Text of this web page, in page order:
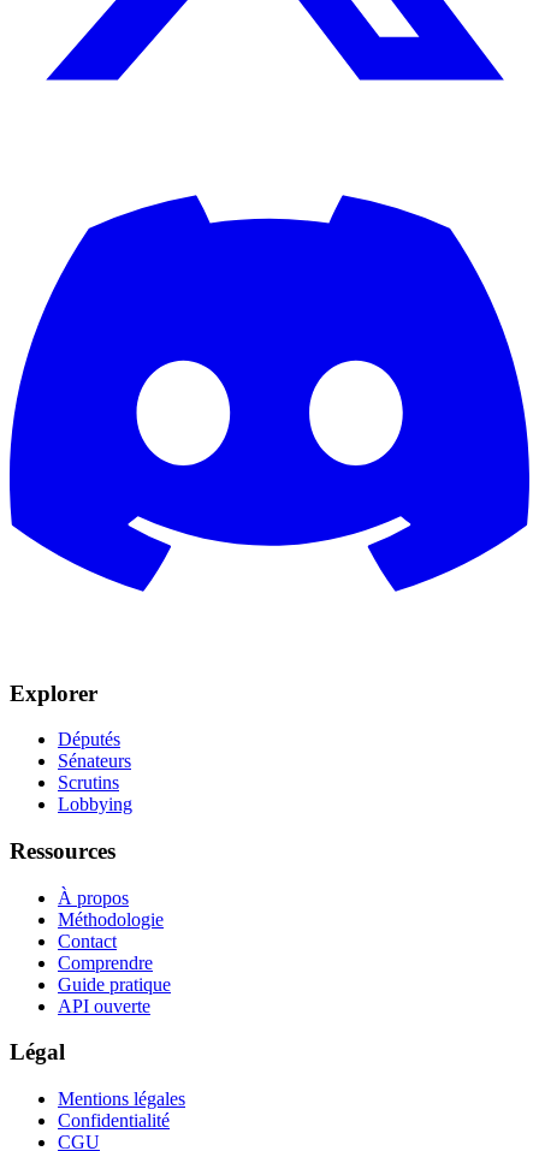
Explorer
Députés
Sénateurs
Scrutins
Lobbying
Ressources
À propos
Méthodologie
Contact
Comprendre
Guide pratique
API ouverte
Légal
Mentions légales
Confidentialité
CGU